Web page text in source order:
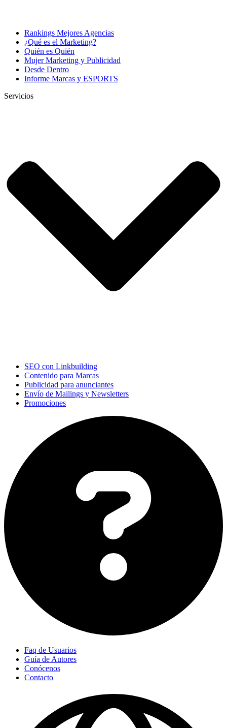
Rankings Mejores Agencias
¿Qué es el Marketing?
Quién es Quién
Mujer Marketing y Publicidad
Desde Dentro
Informe Marcas y ESPORTS
Servicios
SEO con Linkbuilding
Contenido para Marcas
Publicidad para anunciantes
Envío de Mailings y Newsletters
Promociones
Faq de Usuarios
Guía de Autores
Conócenos
Contacto